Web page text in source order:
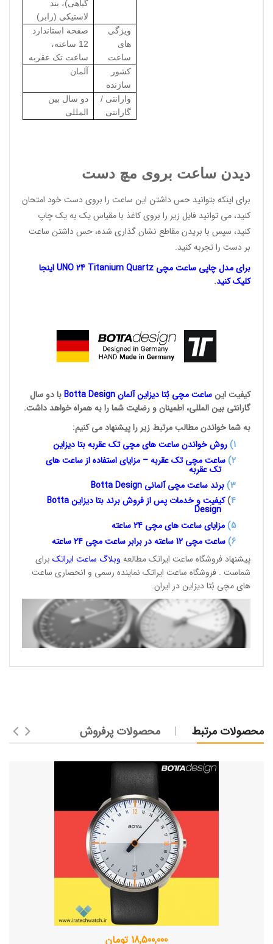
گیاهی)، بند
لاستیکی (رابر)
ویژگی
های
ساعت
صفحه استاندارد
12 ساعته،
ساعت تک عقربه
کشور
سازنده
آلمان
وارانتی /
گارانتی
دو سال بین
المللی
دیدن ساعت بروی مچ دست
برای اینکه بتوانید حس داشتن این ساعت را بروی دست خود امتحان
کنید، می توانید فایل زیر را بروی کاغذ با مقیاس یک به یک چاپ
کنید، سپس با بریدن مقاطع نشان گذاری شده، حس داشتن ساعت
بر دست را تجربه کنید.
برای مدل چاپی ساعت مچی UNO 24 Titanium Quartz اینجا
کلیک کنید.
کیفیت اینساعت مچی بُتادیزاین آلمانBotta Designبا دو سال
گارانتی بین المللی، اطمینان و رضایت شما را به همراه خواهد داشت.
به شما خواندن مطالب مرتبط زیر را پیشنهاد می کنیم:
1
)روش خواندن ساعت های مچی تکعقربه بتا دیزاین
2) ساعت مچی تک عقربه – مزایای استفاده از ساعت های
تک عقربه
3
)برند ساعت مچی آلمانی Botta Design
4
)کیفیت و خدمات پس از فروش برند بتا دیزاینBotta
Design
5) مزایای ساعت های مچی 24
ساعته
6) ساعت مچی 12 ساعته در برابر ساعت
مچی 24 ساعته
پیشنهاد فروشگاه ساعت ایراتک مطالعه وبلاگ ساعت ایراتک برای
شماست . فروشگاه ساعت ایراتک نماینده رسمی و انحصاری ساعت
های مچی بُتا دیزاین در ایران.
محصولات مرتبط محصولات پرفروش
18,500,000 تومان